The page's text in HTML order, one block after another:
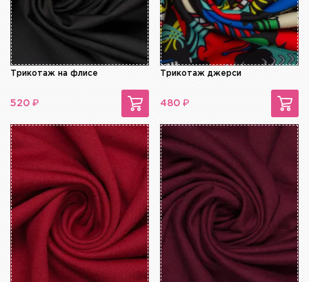
Трикотаж на флисе
520 ₽
Трикотаж джерси
480 ₽